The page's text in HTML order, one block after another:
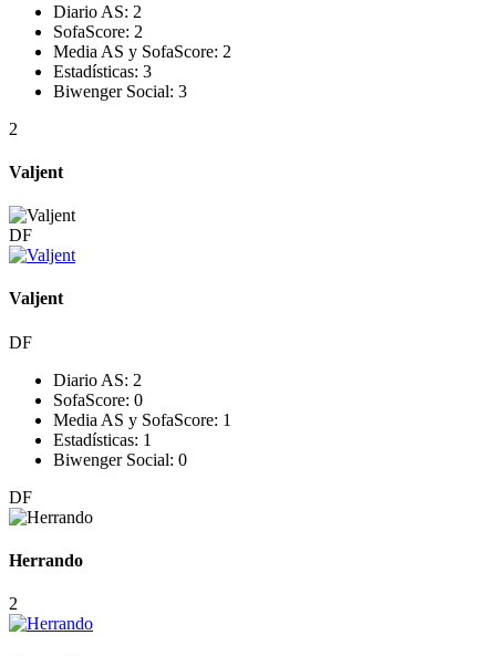
Diario AS: 2
SofaScore: 2
Media AS y SofaScore: 2
Estadísticas: 3
Biwenger Social: 3
2
Valjent
DF
Valjent
DF
Diario AS: 2
SofaScore: 0
Media AS y SofaScore: 1
Estadísticas: 1
Biwenger Social: 0
DF
Herrando
2